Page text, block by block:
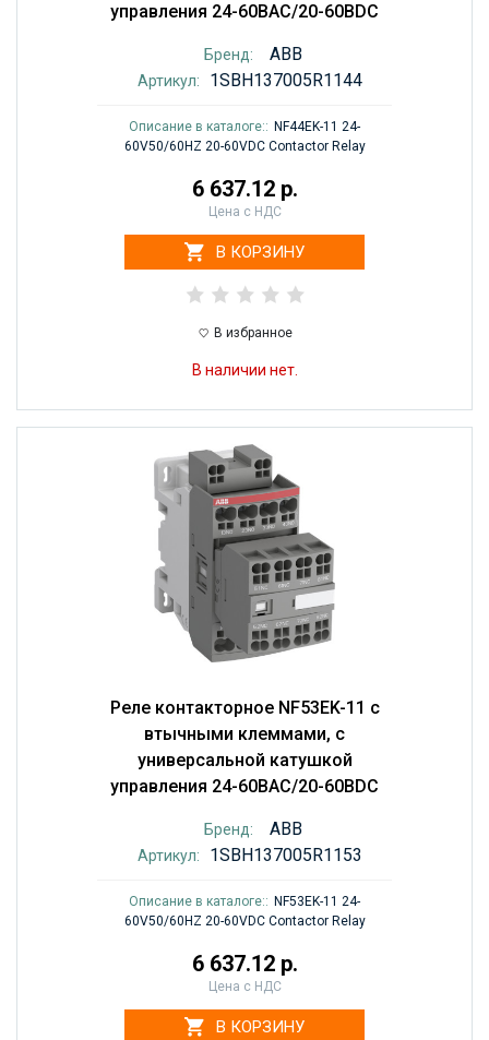
управления 24-60BAC/20-60BDC
Бренд: ABB
Артикул: 1SBH137005R1144
Описание в каталоге:: NF44EK-11 24-
60V50/60HZ 20-60VDC Contactor Relay
6 637.12 р.
Цена с НДС
В КОРЗИНУ
В избранное
В наличии нет.
Реле контакторное NF53EK-11 с
втычными клеммами, с
универсальной катушкой
управления 24-60BAC/20-60BDC
Бренд: ABB
Артикул: 1SBH137005R1153
Описание в каталоге:: NF53EK-11 24-
60V50/60HZ 20-60VDC Contactor Relay
6 637.12 р.
Цена с НДС
В КОРЗИНУ